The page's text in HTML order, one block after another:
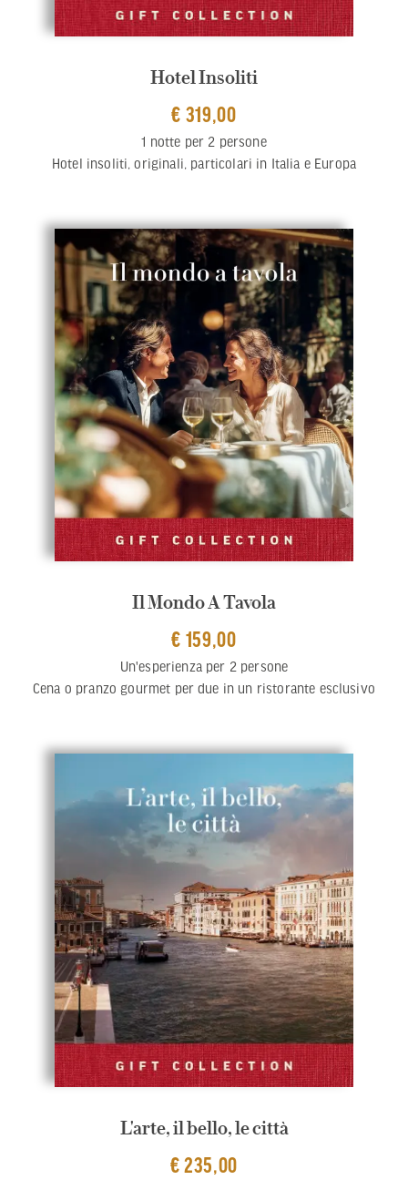
Hotel Insoliti
€ 319,00
1 notte per 2 persone
Hotel insoliti, originali, particolari in Italia e Europa
Il Mondo A Tavola
€ 159,00
Un'esperienza per 2 persone
Cena o pranzo gourmet per due in un ristorante esclusivo
L'arte, il bello, le città
€ 235,00